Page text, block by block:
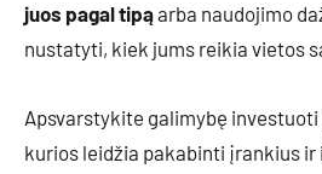
juos pagal tipąarba naudojimo
nustatyti, kiek jums reikia vietos
Apsvarstykite galimybę investuoti
kurios leidžia pakabinti įrankius